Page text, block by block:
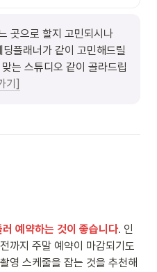
곳으로 할지 고민되시나
플래너가 같이 고민해드릴
는 스튜디오 같이 골라드립
기]
러 예약하는 것이 좋습니다. 인
까지 주말 예약이 마감되기도
영 스케줄을 잡는 것을 추천해